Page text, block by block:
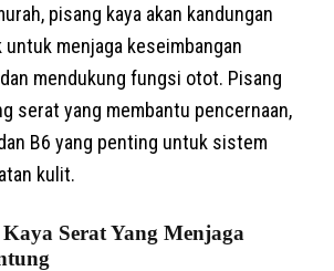
pisang kaya akan kandungan
untuk menjaga keseimbangan
mendukung fungsi otot. Pisang
serat yang membantu pencernaan,
B6 yang penting untuk sistem
kulit.
Serat Yang Menjaga